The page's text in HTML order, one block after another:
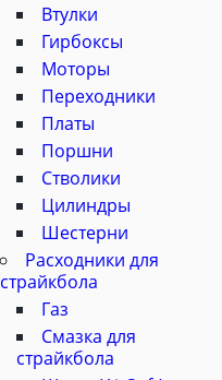
Втулки
Гирбоксы
Моторы
Переходники
Платы
Поршни
Стволики
Цилиндры
Шестерни
Расходники для
страйкбола
Газ
Смазка для
страйкбола